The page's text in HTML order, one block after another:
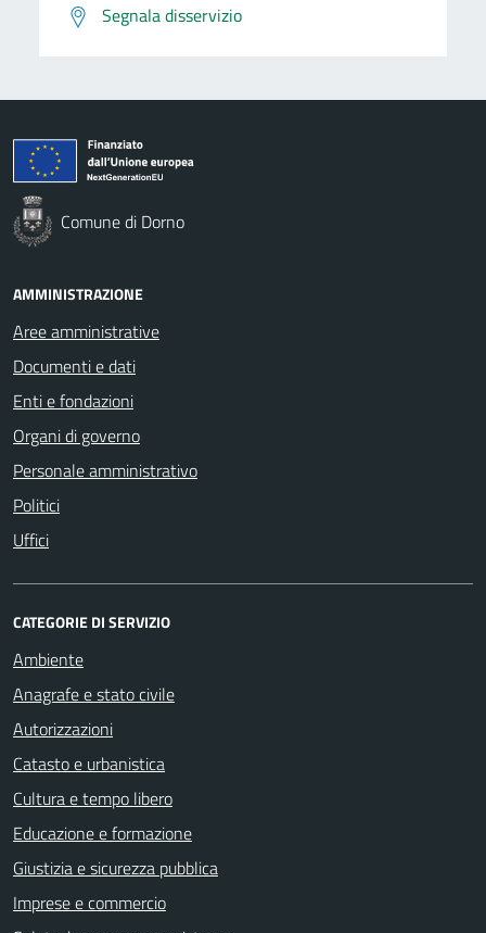
Segnala disservizio
Comune di Dorno
AMMINISTRAZIONE
Aree amministrative
Documenti e dati
Enti e fondazioni
Organi di governo
Personale amministrativo
Politici
Uffici
CATEGORIE DI SERVIZIO
Ambiente
Anagrafe e stato civile
Autorizzazioni
Catasto e urbanistica
Cultura e tempo libero
Educazione e formazione
Giustizia e sicurezza pubblica
Imprese e commercio